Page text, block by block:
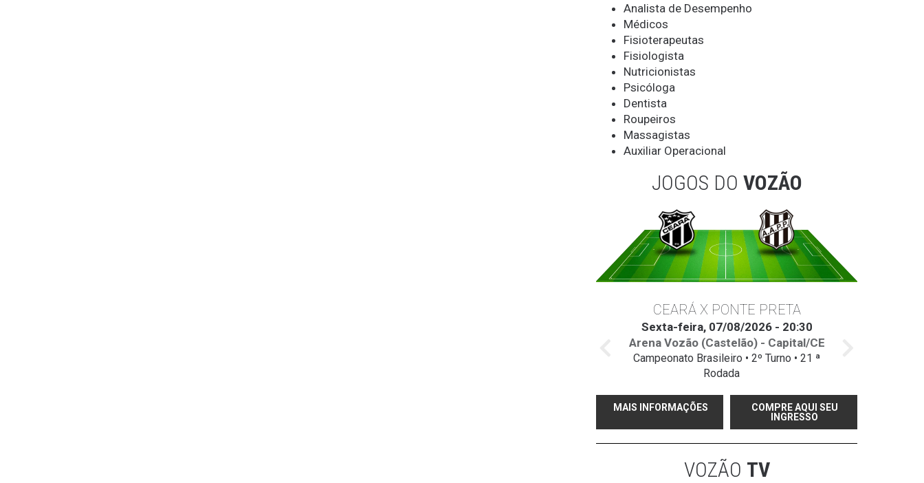
Analista de Desempenho
Médicos
Fisioterapeutas
Fisiologista
Nutricionistas
Psicóloga
Dentista
Roupeiros
Massagistas
Auxiliar Operacional
JOGOS DO VOZÃO
CEARÁ X PONTE PRETA
Sexta-feira, 07/08/2026 - 20:30
Arena Vozão (Castelão) - Capital/CE
Campeonato Brasileiro • 2º Turno • 21 ª
Rodada
MAIS INFORMAÇÕES
COMPRE AQUI SEU
INGRESSO
VOZÃO TV